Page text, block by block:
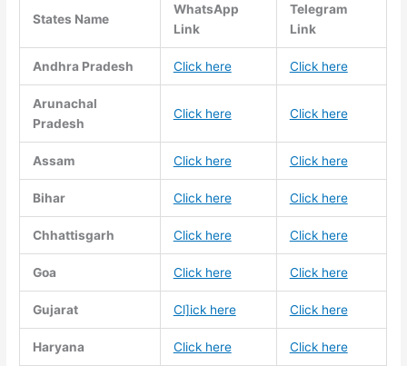
States Name
WhatsApp
Link
Telegram
Link
Andhra Pradesh Click here Click here
Arunachal
Pradesh
Click here Click here
Assam Click here Click here
Bihar Click here Click here
Chhattisgarh Click here Click here
Goa Click here Click here
Gujarat Cl]ick here Click here
Haryana Click here Click here